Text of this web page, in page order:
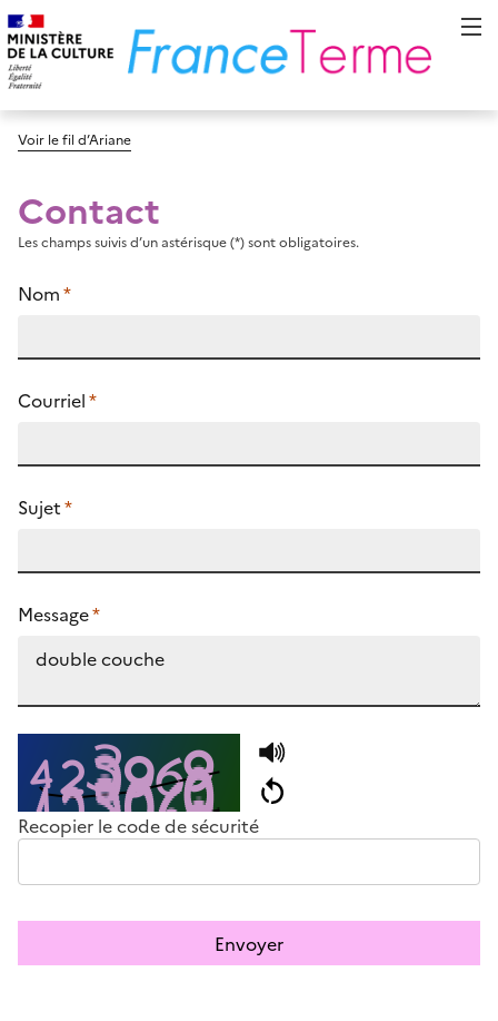
Voir le fil d’Ariane
Contact
Les champs suivis d’un astérisque (*) sont obligatoires.
Nom*
Courriel*
Sujet*
Message*
Recopier le code de sécurité
Envoyer